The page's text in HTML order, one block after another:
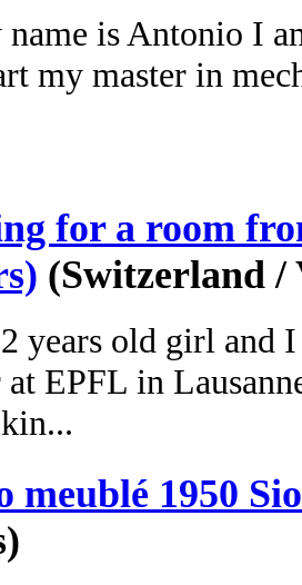
is Antonio I
my master in
for a room
(Switzerland /
years old girl and
at EPFL in
meublé 1950